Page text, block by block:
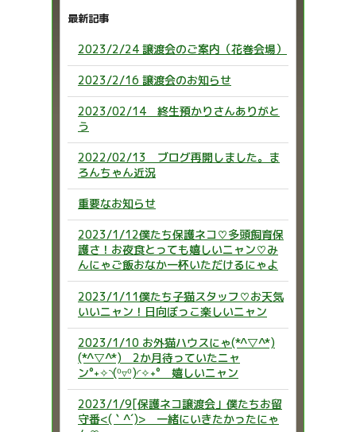
最新記事
2023/2/24 譲渡会のご案内（花巻会場）
2023/2/16 譲渡会のお知らせ
2023/02/14 終生預かりさんありがと
う
2022/02/13 ブログ再開しました。ま
ろんちゃん近況
重要なお知らせ
2023/1/12僕たち保護ネコ♡多頭飼育保
護さ！お夜食とっても嬉しいニャン♡み
んにゃご飯おなか一杯いただけるにゃよ
2023/1/11僕たち子猫スタッフ♡お天気
いいニャン！日向ぼっこ楽しいニャン
2023/1/10 お外猫ハウスにゃ(*^▽^*)
(*^▽^*) 2か月待っていたニャ
ン°˖✧◝(⁰▿⁰)◜✧˖° 嬉しいニャン
2023/1/9[保護ネコ譲渡会」僕たちお留
守番<(｀^´)> 一緒にいきたかったにゃ